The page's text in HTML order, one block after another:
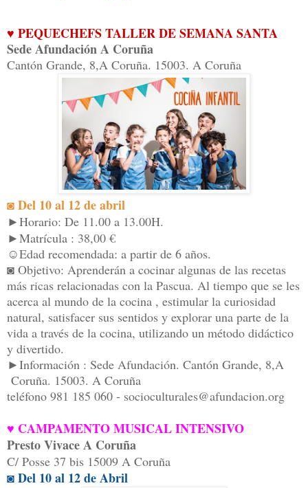
♥ PEQUECHEFS TALLER DE SEMANA SANTA
Sede Afundación A Coruña
Cantón Grande, 8,A Coruña. 15003. A Coruña
◙ Del 10 al 12 de abril
►Horario: De 11.00 a 13.00H.
►Matrícula : 38,00 €
☺Edad recomendada: a partir de 6 años.
◙ Objetivo: Aprenderán a cocinar algunas de las recetas
más ricas relacionadas con la Pascua. Al tiempo que se les
acerca al mundo de la cocina , estimular la curiosidad
natural, satisfacer sus sentidos y explorar una parte de la
vida a través de la cocina, utilizando un método didáctico
y divertido.
►Información : ​Sede Afundación. Cantón Grande, 8,A
Coruña. 15003. A Coruña
​teléfono 981 185 060 - socioculturales@afundacion.org
♥ CAMPAMENTO MUSICAL INTENSIVO
Presto Vivace A Coruña
C/ Posse 37 bis 15009 A Coruña
◙ Del 10 al 12 de Abril